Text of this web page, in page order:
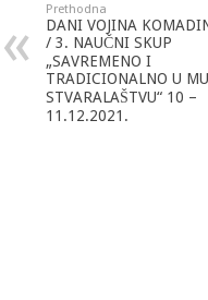
Prethodna
DANI VOJINA
/ 3. NAUČNI SKUP
„SAVREMENO I
TRADICIONALNO U
STVARALAŠTVU“ 10 –
11.12.2021.